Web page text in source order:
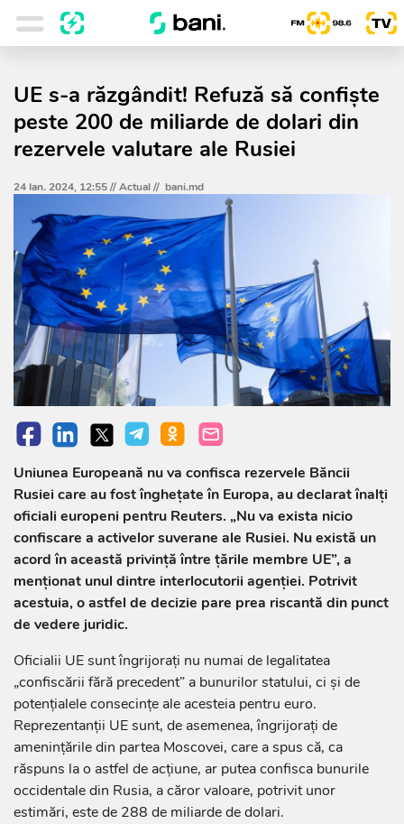
UE s-a răzgândit! Refuză să confiște
peste 200 de miliarde de dolari din
rezervele valutare ale Rusiei
24 Ian. 2024, 12:55 //Actual// bani.md
Uniunea Europeană nu va confisca rezervele Băncii
Rusiei care au fost înghețate în Europa, au declarat înalți
oficiali europeni pentru Reuters. „Nu va exista nicio
confiscare a activelor suverane ale Rusiei. Nu există un
acord în această privință între țările membre UE”, a
menționat unul dintre interlocutorii agenției. Potrivit
acestuia, o astfel de decizie pare prea riscantă din punct
de vedere juridic.
Oficialii UE sunt îngrijorați nu numai de legalitatea
„confiscării fără precedent” a bunurilor statului, ci și de
potențialele consecințe ale acesteia pentru euro.
Reprezentanții UE sunt, de asemenea, îngrijorați de
amenințările din partea Moscovei, care a spus că, ca
răspuns la o astfel de acțiune, ar putea confisca bunurile
occidentale din Rusia, a căror valoare, potrivit unor
estimări, este de 288 de miliarde de dolari.